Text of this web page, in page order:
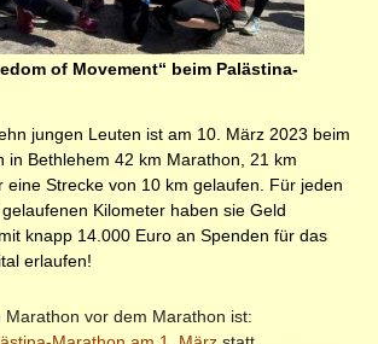
of Movement“ beim Palästina-
jungen Leuten ist am 10. März 2023 beim
in Bethlehem 42 km Marathon, 21 km
eine Strecke von 10 km gelaufen. Für jeden
Kilometer haben sie Geld
knapp 14.000 Euro an Spenden für das
erlaufen!
Marathon vor dem Marathon ist: